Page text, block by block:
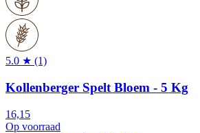
5.0 ★ (1)
Kollenberger Spelt Bloem - 5 Kg
16,15
Op voorraad